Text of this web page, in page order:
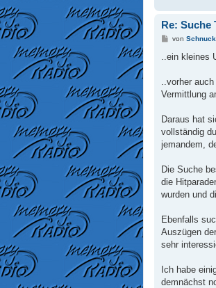
Re: Suche
B
i
a
von
..ein kleines
..vorher
Vermittlung
Daraus hat
vollständig
jemandem,
Die Suche
die
wurden und
Ebenfalls
Auszügen
sehr
Ich habe
demnächst